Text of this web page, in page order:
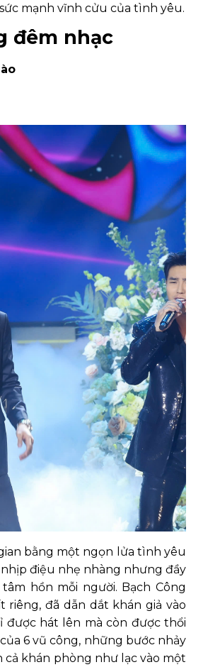
mạnh vĩnh cửu của tình yêu.
đêm nhạc
bằng một ngọn lửa tình yêu
điệu nhẹ nhàng nhưng đầy
hồn mỗi người. Bạch Công
riêng, đã dẫn dắt khán giả vào
hát lên mà còn được thổi
6 vũ công, những bước nhảy
khán phòng như lạc vào một